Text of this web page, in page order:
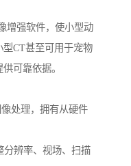
增强软件，使小型动
CT甚至可用于宠物
可靠依据。
处理，拥有从硬件
分辨率、视场、扫描